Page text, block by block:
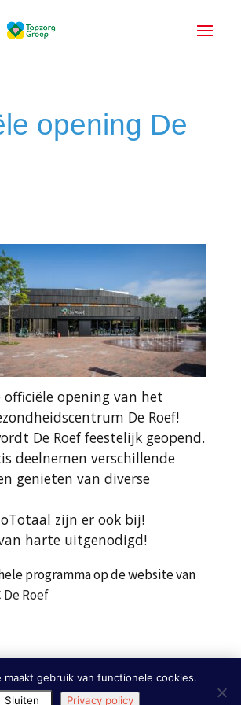
opening De
officiële opening van het
De Roef!
De Roef feestelijk geopend.
deelnemen verschillende
genieten van diverse
zijn er ook bij!
harte uitgenodigd!
programma op de website van
De Roef
maakt gebruik van functionele cookies.
Sluiten
Privacy policy